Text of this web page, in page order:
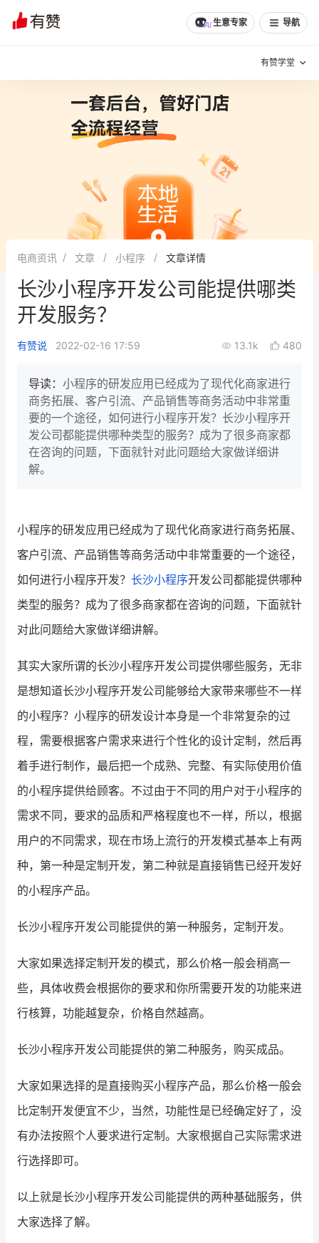
生意专家 导航
有赞学堂
增长方法
有赞专家说
新零售最佳实践
面对面聊增长
新零售大会
增长产品指南
智库 产品场景库
产品更新动态
品牌消费观 行业报告
培训课程
私域课程 新零售内参
增长俱乐部
商家社区 社群交流
合作共进
认证服务商 设计服务商
有赞云 数据通服务
文章 问诊 分享
电商资讯 文章 小程序 文章详情
长沙小程序开发公司能提供哪类
开发服务？
有赞说 2022-02-16 17:59 13.1k 480
导读： 小程序的研发应用已经成为了现代化商家进行
商务拓展、客户引流、产品销售等商务活动中非常重
要的一个途径，如何进行小程序开发？长沙小程序开
发公司都能提供哪种类型的服务？成为了很多商家都
在咨询的问题，下面就针对此问题给大家做详细讲
解。
小程序的研发应用已经成为了现代化商家进行商务拓展、
客户引流、产品销售等商务活动中非常重要的一个途径，
如何进行小程序开发？ 长沙小程序开发公司都能提供哪种
类型的服务？成为了很多商家都在咨询的问题，下面就针
对此问题给大家做详细讲解。
其实大家所谓的长沙小程序开发公司提供哪些服务，无非
是想知道长沙小程序开发公司能够给大家带来哪些不一样
的小程序？小程序的研发设计本身是一个非常复杂的过
程，需要根据客户需求来进行个性化的设计定制，然后再
着手进行制作，最后把一个成熟、完整、有实际使用价值
的小程序提供给顾客。不过由于不同的用户对于小程序的
需求不同，要求的品质和严格程度也不一样，所以，根据
用户的不同需求，现在市场上流行的开发模式基本上有两
种，第一种是定制开发，第二种就是直接销售已经开发好
的小程序产品。
长沙小程序开发公司能提供的第一种服务，定制开发。
大家如果选择定制开发的模式，那么价格一般会稍高一
些，具体收费会根据你的要求和你所需要开发的功能来进
行核算，功能越复杂，价格自然越高。
长沙小程序开发公司能提供的第二种服务，购买成品。
大家如果选择的是直接购买小程序产品，那么价格一般会
比定制开发便宜不少，当然，功能性是已经确定好了，没
有办法按照个人要求进行定制。大家根据自己实际需求进
行选择即可。
以上就是长沙小程序开发公司能提供的两种基础服务，供
大家选择了解。